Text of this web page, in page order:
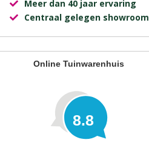
Meer dan 40 jaar ervaring
Centraal gelegen showroom
Online Tuinwarenhuis
8.8